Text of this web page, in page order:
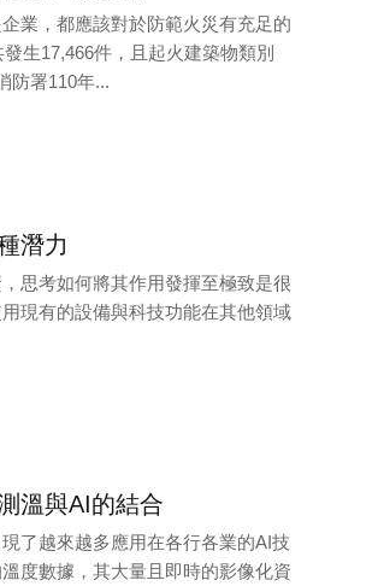
業，都應該對於防範火災有充足的
生17,466件，且起火建築物類別
防署110年...
潛力
思考如何將其作用發揮至極致是很
現有的設備與科技功能在其他領域
溫與AI的結合
了越來越多應用在各行各業的AI技
度數據，其大量且即時的影像化資